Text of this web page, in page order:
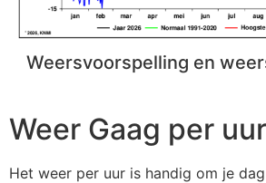
Weersvoorspelling en
Weer Gaag per uur
Het weer per uur is handig om je